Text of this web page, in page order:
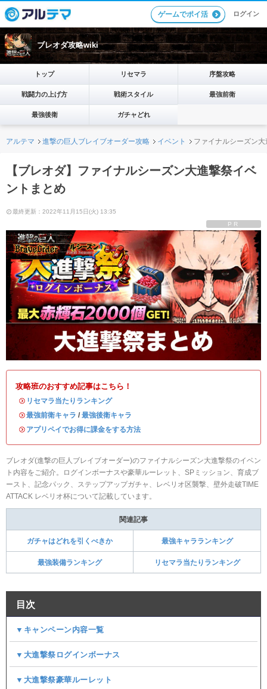
ゲームでポイ活 ログイン
ブレオダ攻略wiki
トップ リセマラ 序盤攻略
戦闘力の上げ方 戦術スタイル 最強前衛
最強後衛 ガチャどれ
アルテマ 進撃の巨人ブレイブオーダー攻略 イベント ファイナルシーズン
【ブレオダ】ファイナルシーズン大進撃祭イベ
ントまとめ
最終更新：2022年11月15日(火) 13:35
PR
攻略班のおすすめ記事はこちら！
・ リセマラ当たりランキング
・最強前衛キャラ / 最強後衛キャラ
・ アプリペイでお得に課金をする方法
ブレオダ(進撃の巨人ブレイブオーダー)のファイナルシーズン大進撃祭のイベン
ト内容をご紹介。ログインボーナスや豪華ルーレット、SPミッション、育成ブ
ースト、記念パック、ステップアップガチャ、レベリオ区襲撃、壁外走破TIME
ATTACK レベリオ杯について記載しています。
関連記事
ガチャはどれを引くべきか 最強キャラランキング
最強装備ランキング リセマラ当たりランキング
目次
▼キャンペーン内容一覧
▼大進撃祭ログインボーナス
▼大進撃祭豪華ルーレット